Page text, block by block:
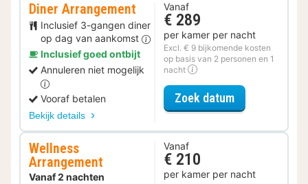
Diner Arrangement
Inclusief 3-gangen diner
op dag van aankomst
Inclusief goed ontbijt
Annuleren niet mogelijk
Vooraf betalen
Bekijk details
Vanaf
€ 289
per kamer per nacht
Excl. € 9 bijkomende kosten
op basis van 2 personen en 1
nacht
Zoek datumvoor Diner
Wellness
Arrangement
Vanaf 2 nachten
Vanaf
€ 210
per kamer per nacht